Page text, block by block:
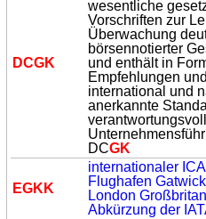
DCGK
wesentliche
Vorschriften zur
Überwachung
börsennotierter
und enthält in
Empfehlungen
international und
anerkannte
DCGK
EGK K
internationaler
Flughafen
London
Abkürzung der